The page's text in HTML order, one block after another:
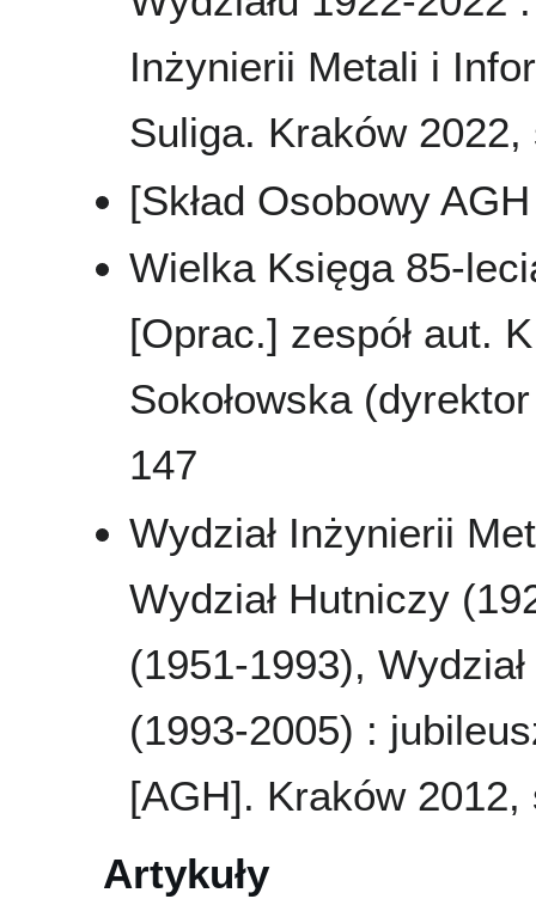
Inżynierii Metali i
Suliga. Kraków
[Skład Osobowy
Wielka Księga 85-
[Oprac.] zespół aut.
Sokołowska
147
Wydział Inżynierii
Wydział Hutniczy
(1951-1993),
(1993-2005) :
[AGH]. Kraków
Artykuły